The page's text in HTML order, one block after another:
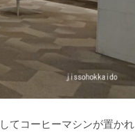
てコーヒーマシンが置かれ